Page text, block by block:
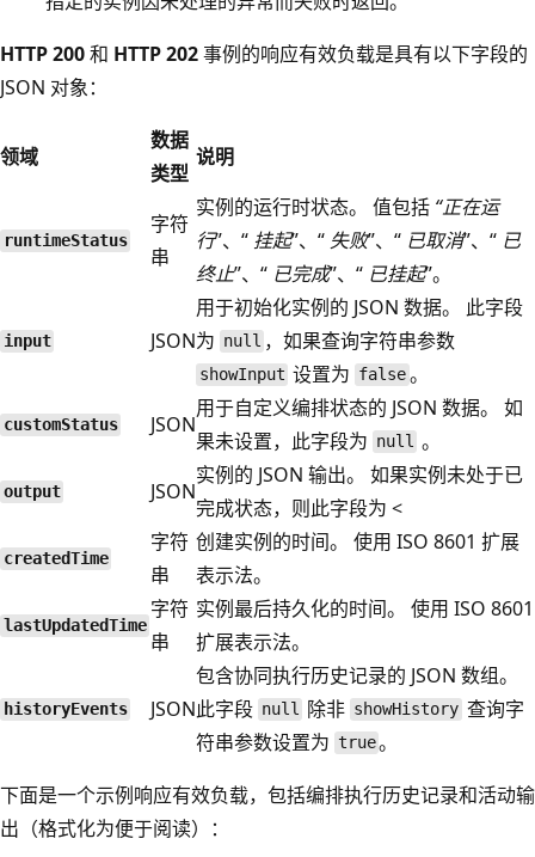
HTTP 200和 HTTP 202事例的响应有效负载是具有以下字段的
JSON 对象：
领域
数据
类型
说明
runtimeStatus
字符
串
实例的运行时状态。 值包括 “正在运
行”、“ 挂起”、“ 失败”、“ 已取消”、“ 已
终止”、“ 已完成”、“ 已挂起”。
input JSON
用于初始化实例的 JSON 数据。 此字段
为 null ，如果查询字符串参数
showInput 设置为 false。
customStatus JSON
用于自定义编排状态的 JSON 数据。 如
果未设置，此字段为 null 。
output JSON
实例的 JSON 输出。 如果实例未处于已
完成状态，则此字段为 <
createdTime
字符
串
创建实例的时间。 使用 ISO 8601 扩展
表示法。
lastUpdatedTime
字符
串
实例最后持久化的时间。 使用 ISO 8601
扩展表示法。
historyEvents JSON
包含协同执行历史记录的 JSON 数组。
此字段 null 除非 showHistory 查询字
符串参数设置为 true。
下面是一个示例响应有效负载，包括编排执行历史记录和活动输
出（格式化为便于阅读）：